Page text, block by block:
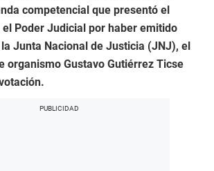
competencial que presentó el
Poder Judicial por haber emitido
Junta Nacional de Justicia (JNJ), el
organismo Gustavo Gutiérrez Ticse